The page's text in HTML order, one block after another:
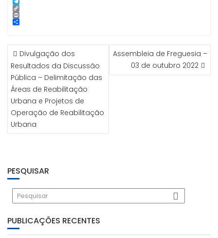
e
r
e
d
I
t
e
r
n
e
k
y
p
T
e
l
m
C
o
n
k
P
e
NAVEGAÇÃO
DE
ARTIGOS
Divulgação dos
Resultados da Discussão
Pública – Delimitação das
Áreas de Reabilitação
Urbana e Projetos de
Operação de Reabilitação
Urbana
Assembleia de Freguesia –
03 de outubro 2022
PESQUISAR
PUBLICAÇÕES RECENTES